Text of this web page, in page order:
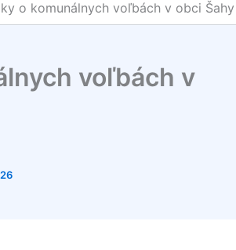
o komunálnych voľbách v obci Šahy
voľbách v